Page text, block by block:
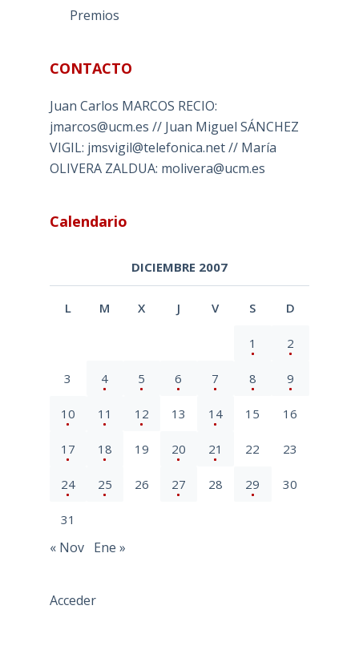
Premios
CONTACTO
Juan Carlos MARCOS RECIO:
jmarcos@ucm.es // Juan Miguel SÁNCHEZ
VIGIL: jmsvigil@telefonica.net // María
OLIVERA ZALDUA: molivera@ucm.es
Calendario
DICIEMBRE 2007
L M X J V S D
1 2
3 4 5 6 7 8 9
10 11 12 13 14 15 16
17 18 19 20 21 22 23
24 25 26 27 28 29 30
31
« Nov Ene »
Acceder